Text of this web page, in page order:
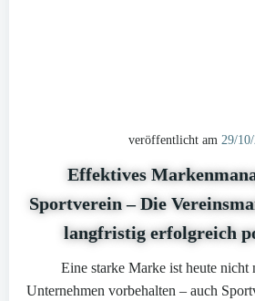
veröffentlicht am 29/
Effektives
Sportverein – Die
langfristig erfolgreich
Eine starke Marke ist heute nicht
Unternehmen vorbehalten – auch